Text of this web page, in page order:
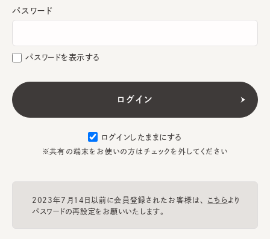
パスワード
パスワードを表示する
ログインしたままにする
※共有の端末をお使いの方はチェックを外してください
2023年7月14日以前に会員登録されたお客様は、 こちらより
パスワードの再設定をお願いいたします。